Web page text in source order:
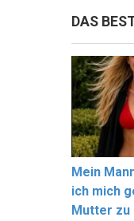
DAS
Mein
ich mich
Mutter zu